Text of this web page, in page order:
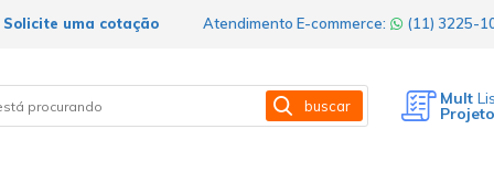
Atendimento E-commerce: (11) 3225-
Solicite uma cotação
buscar Mult